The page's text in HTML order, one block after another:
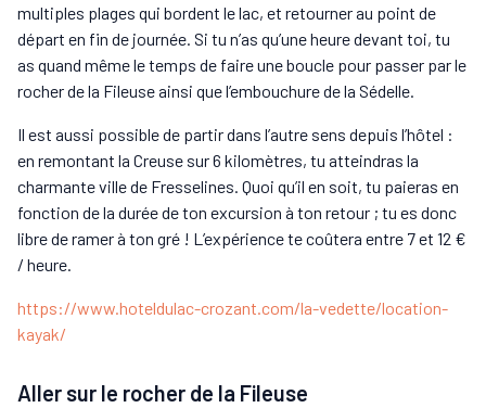
multiples plages qui bordent le lac, et retourner au point de
départ en fin de journée. Si tu n’as qu’une heure devant toi, tu
as quand même le temps de faire une boucle pour passer par le
rocher de la Fileuse ainsi que l’embouchure de la Sédelle.
Il est aussi possible de partir dans l’autre sens depuis l’hôtel :
en remontant la Creuse sur 6 kilomètres, tu atteindras la
charmante ville de Fresselines. Quoi qu’il en soit, tu paieras en
fonction de la durée de ton excursion à ton retour ; tu es donc
libre de ramer à ton gré ! L’expérience te coûtera entre 7 et 12 €
/ heure.
https://www.hoteldulac-crozant.com/la-vedette/location-
kayak/
Aller sur le rocher de la Fileuse